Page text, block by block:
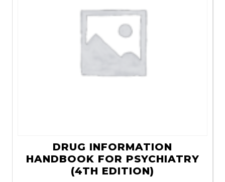
DRUG INFORMATION
HANDBOOK FOR PSYCHIATRY
(4TH EDITION)